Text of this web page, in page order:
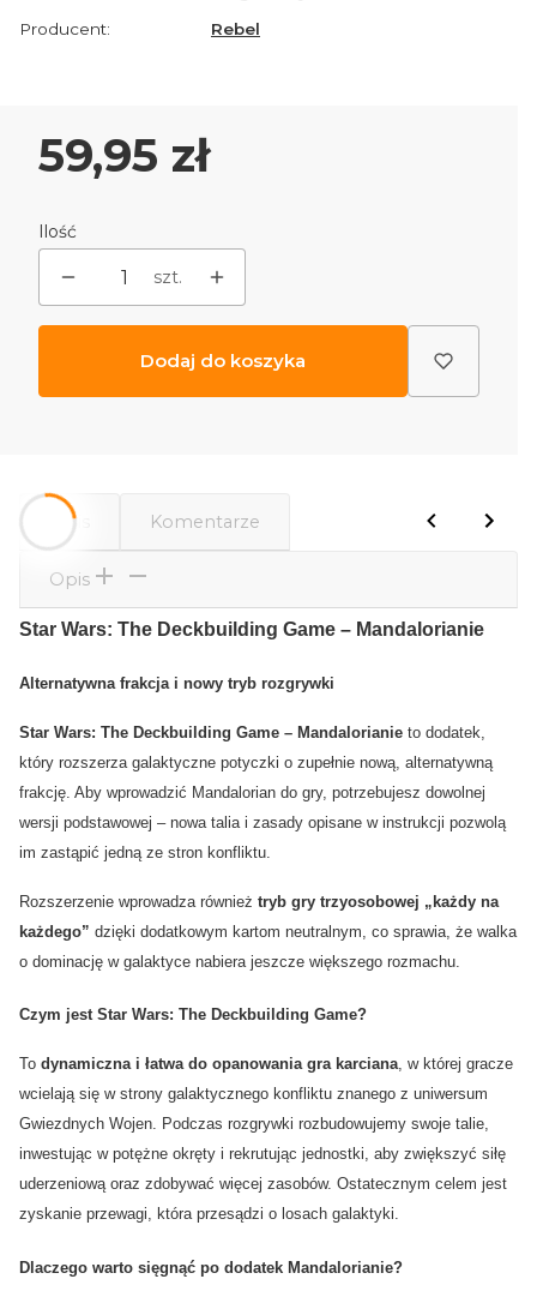
Producent:
Rebel
Cena
59,95 zł
Ilość
szt.
Dodaj do koszyka
Opis Komentarze
Opis
Star Wars: The Deckbuilding Game – Mandalorianie
Alternatywna frakcja i nowy tryb rozgrywki
Star Wars: The Deckbuilding Game – Mandalorianie to dodatek,
który rozszerza galaktyczne potyczki o zupełnie nową, alternatywną
frakcję. Aby wprowadzić Mandalorian do gry, potrzebujesz dowolnej
wersji podstawowej – nowa talia i zasady opisane w instrukcji pozwolą
im zastąpić jedną ze stron konfliktu.
Rozszerzenie wprowadza również tryb gry trzyosobowej „każdy na
każdego” dzięki dodatkowym kartom neutralnym, co sprawia, że walka
o dominację w galaktyce nabiera jeszcze większego rozmachu.
Czym jest Star Wars: The Deckbuilding Game?
To dynamiczna i łatwa do opanowania gra karciana, w której gracze
wcielają się w strony galaktycznego konfliktu znanego z uniwersum
Gwiezdnych Wojen. Podczas rozgrywki rozbudowujemy swoje talie,
inwestując w potężne okręty i rekrutując jednostki, aby zwiększyć siłę
uderzeniową oraz zdobywać więcej zasobów. Ostatecznym celem jest
zyskanie przewagi, która przesądzi o losach galaktyki.
Dlaczego warto sięgnąć po dodatek Mandalorianie?